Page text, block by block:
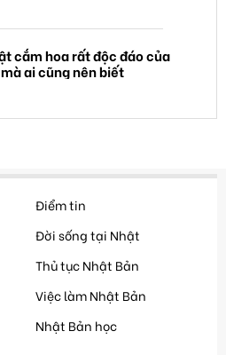
cắm hoa rất độc đáo của
ai cũng nên biết
Điểm tin
Đời sống tại Nhật
Thủ tục Nhật Bản
Việc làm Nhật Bản
Nhật Bản học